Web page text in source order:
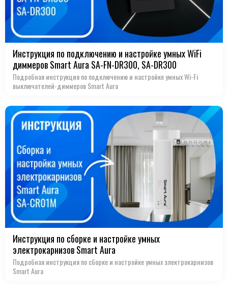
Инструкция по подключению и настройке умных WiFi
диммеров Smart Aura SA-FN-DR300, SA-DR300
Подробная инструкция по подключению и настройке умных Wi-Fi
выключателей-диммеров Smart Aura
Инструкция по сборке и настройке умных
электрокарнизов Smart Aura
Подробная инструкция по сборке и настройке умных электрокарнизов
Smart Aura